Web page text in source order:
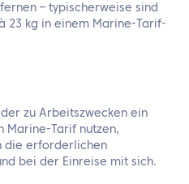
– typischerweise sind
23 kg in einem Marine-Tarif-
zu Arbeitszwecken ein
Marine-Tarif nutzen,
die erforderlichen
bei der Einreise mit sich.